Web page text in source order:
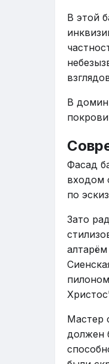
В этой
В
Фасад
входом
по
Зато
Мастер
должен